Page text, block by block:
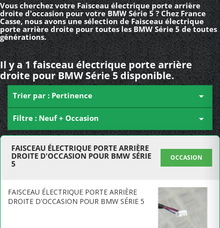
Vous cherchez votre Faisceau électrique porte arrière
droite d'occasion pour votre BMW Série 5 ? Chez France
Casse, nous avons une sélection de Faisceau électrique
porte arrière droite pour toutes les BMW Série 5 de toutes
générations.
Il y a 1 faisceau électrique porte arrière
droite pour BMW Série 5 disponible.
Trier par : Pertinence 
Filtre : Neuf + Occasion 
FAISCEAU ÉLECTRIQUE PORTE ARRIÈRE
DROITE D'OCCASION POUR BMW SÉRIE
5
OCCASION
FAISCEAU ÉLECTRIQUE PORTE ARRIÈRE
DROITE D'OCCASION POUR BMW SÉRIE 5